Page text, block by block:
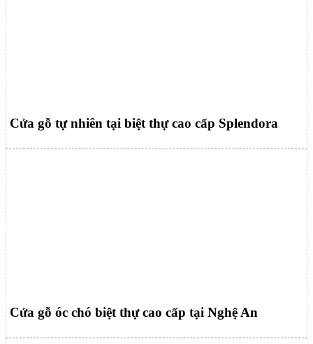
Cửa gỗ tự nhiên tại biệt thự cao cấp Splendora
Cửa gỗ óc chó biệt thự cao cấp tại Nghệ An